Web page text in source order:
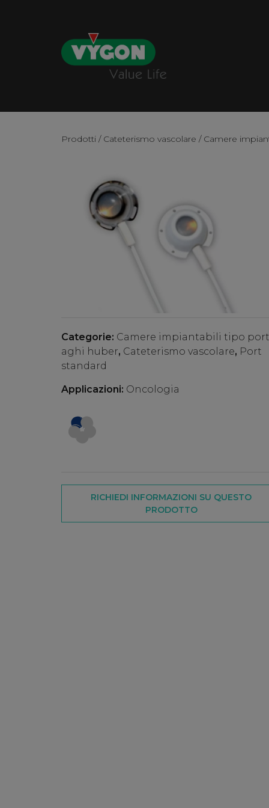
Prodotti / Cateterismo vascolare / Camere
Categorie: Camere impiantabili tipo
aghi huber, Cateterismo vascolare, Port
standard
Applicazioni: Oncologia
RICHIEDI INFORMAZIONI SU QUESTO
PRODOTTO